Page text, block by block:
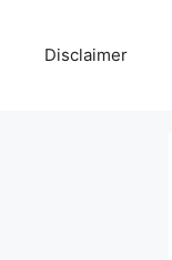
Disclaimer